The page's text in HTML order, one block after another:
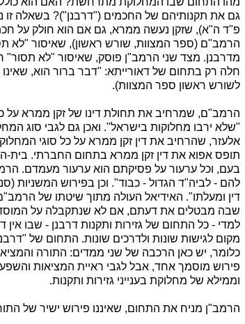
גם את תקנותיהם של החכמים ("דרבנן")? בשאלה
פ"ד ה"א), שזקן נעשה ממרא, גם אם הוא חולק על
הרמב"ם (ספר המצוות, שורש ראשון), שאיסור "לא
מדרבנן. מצד שני הרמב"ן פוסק, שאיסור "לא תסור"
חלה רק בתחום של דאורייתא: "דבר ברור הוא,
לשורש ראשון ספר המצוות).
הרמב"ם, שמרחיב את תחולת דינו של זקן ממרא על
"שלא ירבו מחלוקות בישראל". ואכן גם לגבי סוג
אלעזר, שהרחיב את דין זקן ממרא על כל סוגי
תופס אפוא את דין זקן ממרא בתחום החברתי. בית-
בעם, וכל ערעור על פסיקתם הוא ערעור מעמדם.
להם - לביה"ד הגדול - כבוד". וכן בפירוש המשניות
דין ומעלתו". האידיאל העולה מתוך שיטתו של
שבה מבטלים את דעתם, אם לא שנתקבלה על
למדי - כל התחום של גזירות ותקנות דרבנן - שבו אין
מקום לגישות שונות ולדרכים שונות. התחום של
כלומר, יש כאן הרכבה של שני ממדים: התורה
פירוש מוסמך אחד, אבל לגבי ראיית המציאות
וממילא של מחלוקת בענייני גזירות ותקנות.
הרמב"ן מניח את התחום, שאיננו פירוש ישיר של